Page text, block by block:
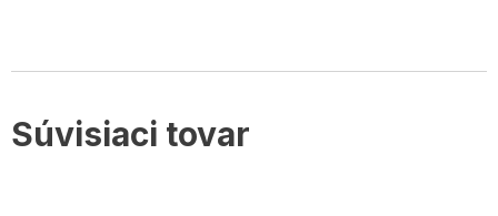
Súvisiaci tovar